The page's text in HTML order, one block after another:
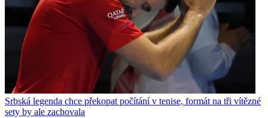
Srbská legenda chce překopat počítání v tenise, formát na tři vítězné
sety by ale zachovala